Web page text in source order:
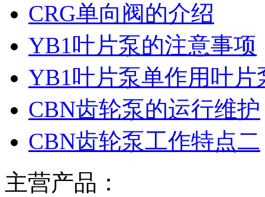
CRG单向阀的介绍
YB1叶片泵的注意事项
YB1叶片泵单作用叶片
CBN齿轮泵的运行维护
CBN齿轮泵工作特点二
主营产品：